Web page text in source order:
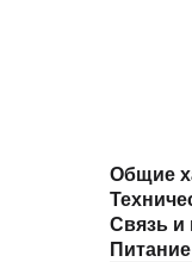
Общие
Связь и